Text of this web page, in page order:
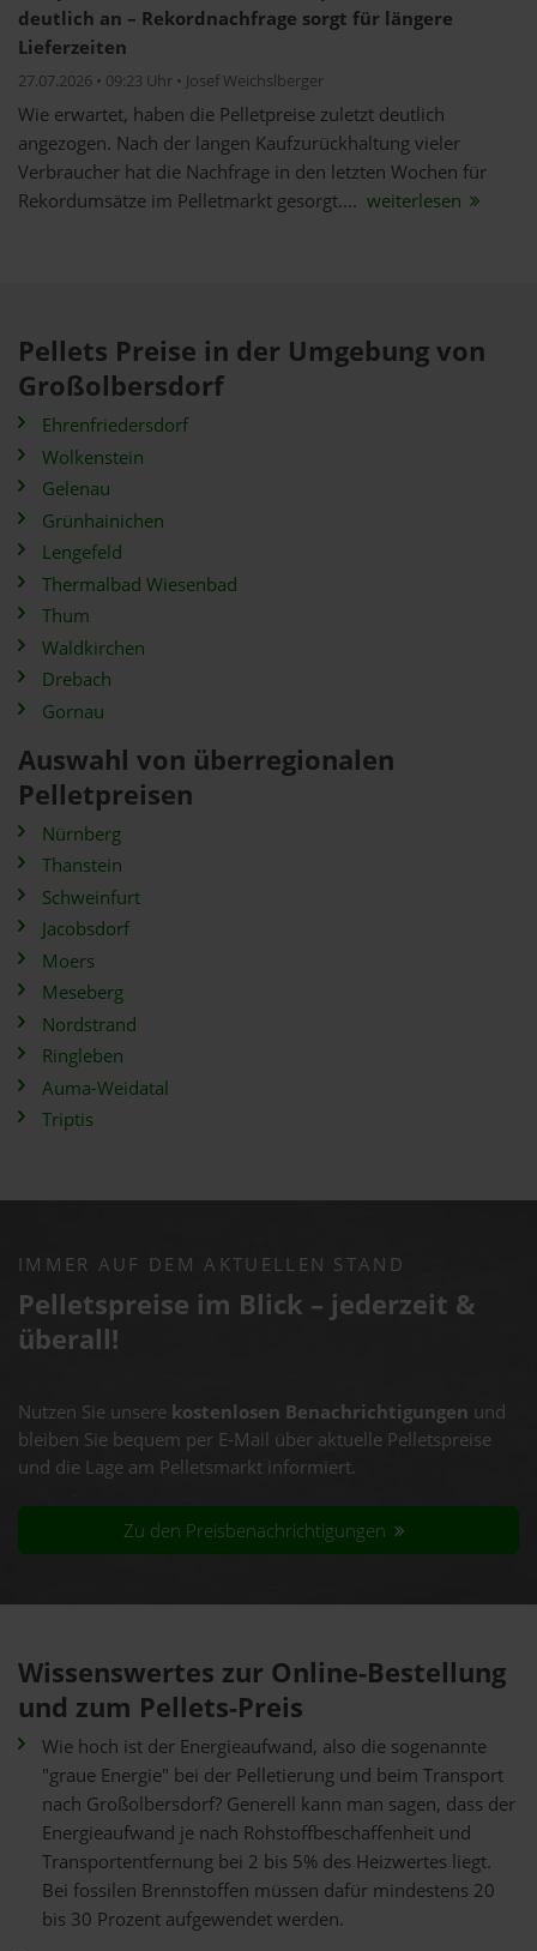
deutlich an – Rekordnachfrage sorgt für längere
Lieferzeiten
27.07.2026 • 09:23 Uhr • Josef Weichslberger
Wie erwartet, haben die Pelletpreise zuletzt deutlich
angezogen. Nach der langen Kaufzurückhaltung vieler
Verbraucher hat die Nachfrage in den letzten Wochen für
Rekordumsätze im Pelletmarkt gesorgt.... weiterlesen
Pellets Preise in der Umgebung von
Großolbersdorf
Ehrenfriedersdorf
Wolkenstein
Gelenau
Grünhainichen
Lengefeld
Thermalbad Wiesenbad
Thum
Waldkirchen
Drebach
Gornau
Auswahl von überregionalen
Pelletpreisen
Nürnberg
Thanstein
Schweinfurt
Jacobsdorf
Moers
Meseberg
Nordstrand
Ringleben
Auma-Weidatal
Triptis
IMMER AUF DEM AKTUELLEN STAND
Pelletspreise im Blick – jederzeit &
überall!
Nutzen Sie unsere kostenlosen Benachrichtigungen und
bleiben Sie bequem per E-Mail über aktuelle Pelletspreise
und die Lage am Pelletsmarkt informiert.
Zu den Preisbenachrichtigungen
Wissenswertes zur Online-Bestellung
und zum Pellets-Preis
Wie hoch ist der Energieaufwand, also die sogenannte
"graue Energie" bei der Pelletierung und beim Transport
nach Großolbersdorf? Generell kann man sagen, dass der
Energieaufwand je nach Rohstoffbeschaffenheit und
Transportentfernung bei 2 bis 5% des Heizwertes liegt.
Bei fossilen Brennstoffen müssen dafür mindestens 20
bis 30 Prozent aufgewendet werden.